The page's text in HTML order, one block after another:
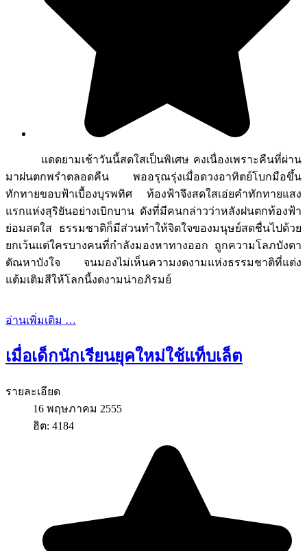
แดดยามเช้าวันนี้สดใสเป็นพิเศษ คงเนื่องเพราะคืนที่ผ่าน
มาฝนตกพรำตลอดคืน พออรุณรุ่งเมื่อดวงอาทิตย์โบกมือขึ้น
ทักทายขอบฟ้าเบื้องบุรพทิศ ท้องฟ้าจึงสดใสเอ่ยคำทักทายแสง
แรกแห่งสุริยันอย่างเบิกบาน ดังที่มีคนกล่าวว่าหลังฝนตกท้องฟ้า
ย่อมสดใส ธรรมชาติก็มีส่วนทำให้จิตใจของมนุษย์สดชื่นไปด้วย
ยกเว้นแต่ใครบางคนที่กำลังมองหาทางออก ถูกความโลภบังตา
ตัณหาบังใจ จนมองไม่เห็นความงดงามแห่งธรรมชาติที่แต่ง
แต้มเติมสีให้โลกนี้งดงามน่าอภิรมย์
อ่านเพิ่มเติม …
เมื่อเด็กนักเรียนยุคใหม่ใช้แท็บเล็ต
รายละเอียด
16 พฤษภาคม 2555
ฮิต: 4184